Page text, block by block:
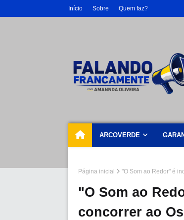
Início Sobre Quem faz?
ARCOVERDE
Página inicial "O Som ao Redor" é
"O Som ao
concorrer ao